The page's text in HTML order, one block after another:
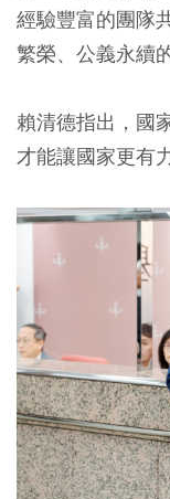
經驗豐富的團隊
繁榮、公義永續
賴清德指出，國
才能讓國家更有